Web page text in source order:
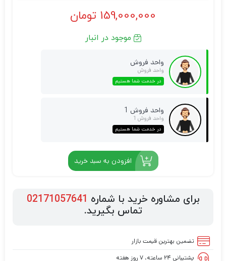
159,000,000 تومان
موجود در انبار
واحد فروش
واحد فروش
در خدمت شما هستیم
واحد فروش 1
واحد فروش 1
در خدمت شما هستیم
افزودن به سبد خرید
برای مشاوره خرید با شماره 02171057641
تماس بگیرید.
تضمین بهترین قیمت بازار
پشتیبانی ۲۴ ساعته، ۷ روز هفته